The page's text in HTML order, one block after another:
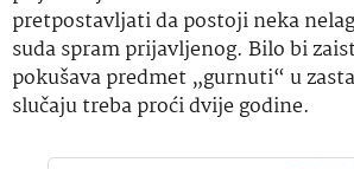
pretpostavljati da postoji neka
suda spram prijavljenog. Bilo bi
pokušava predmet „gurnuti“ u
slučaju treba proći dvije godine.